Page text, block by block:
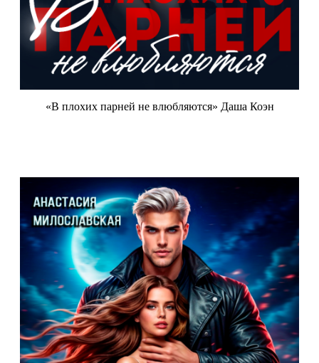
«В плохих парней не влюбляются» Даша Коэн